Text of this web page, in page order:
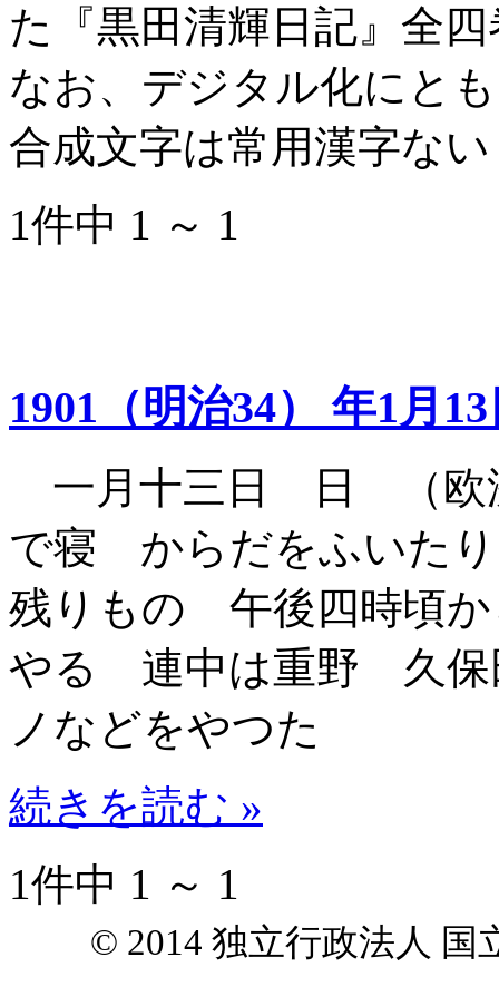
た『黒田清輝日記』全
なお、デジタル化にと
合成文字は常用漢字な
1件中 1 ～ 1
1901（明治34） 年1月
一月十三日 日 （欧
で寝 からだをふいた
残りもの 午後四時頃か
やる 連中は重野 久
ノなどをやつた
続きを読む »
1件中 1 ～ 1
© 2014 独立行政法人 国